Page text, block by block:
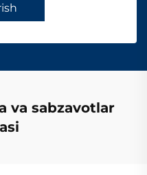
va sabzavotlar